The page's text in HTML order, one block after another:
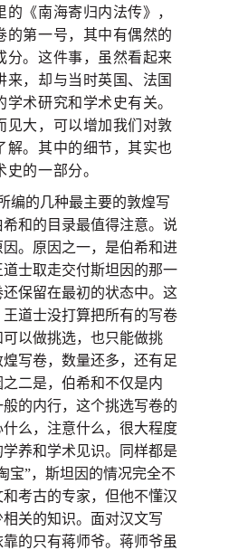
的《南海寄归内法传》，
的第一号，其中有偶然的
。 这件事，虽然看起来
来，却与当时英国、法国
学术研究和学术史有关。
见大，可以增加我们对敦
。 其中的细节，其实也
的一部分。
编的几种最主要的敦煌写
和的目录最值得注意。说
。原因之一，是伯希和进
士取走交付斯坦因的那一
保留在最初的状态中。这
道士没打算把所有的写卷
以做挑选，也只能做挑
写卷，数量还多，还有足
二是，伯希和不仅是内
的内行，这个挑选写卷的
么，注意什么，很大程度
学养和学术见识。同样都是
宝”，斯坦因的情况完全不
考古的专家，但他不懂汉
关的知识。面对汉文写
的只有蒋师爷。蒋师爷虽